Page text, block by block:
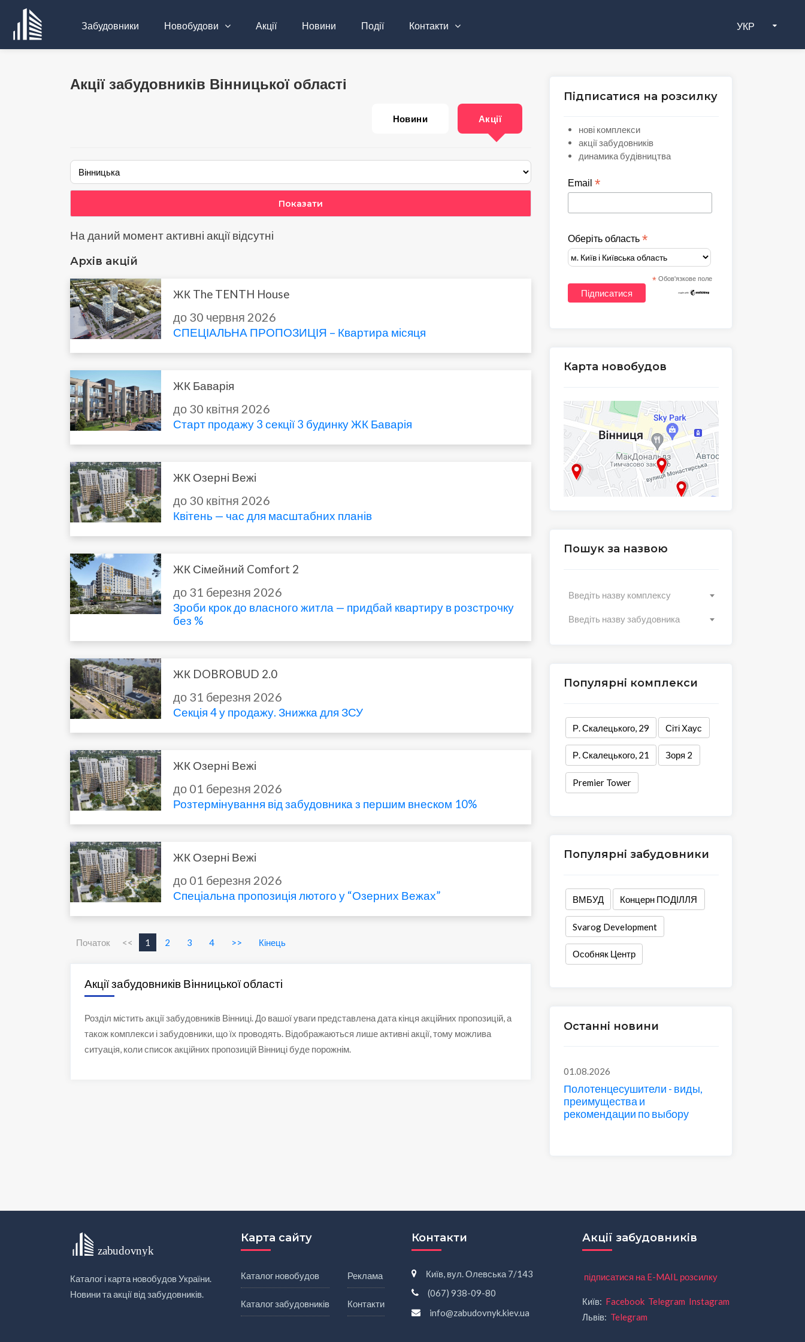
Забудовники Новобудови Акції Новини Події Контакти УКР
Акції забудовників Вiнницької області
Новини Акції
На даний момент активні акції відсутні
Архів акцій
ЖК The TENTH House
до 30 червня 2026
СПЕЦІАЛЬНА ПРОПОЗИЦІЯ – Квартира місяця
ЖК Баварія
до 30 квітня 2026
Старт продажу 3 секції 3 будинку ЖК Баварія
ЖК Озерні Вежі
до 30 квітня 2026
Квітень — час для масштабних планів
ЖК Сімейний Comfort 2
до 31 березня 2026
Зроби крок до власного житла — придбай квартиру в розстрочку
без %
ЖК DOBROBUD 2.0
до 31 березня 2026
Секція 4 у продажу. Знижка для ЗСУ
ЖК Озерні Вежі
до 01 березня 2026
Розтермінування від забудовника з першим внеском 10%
ЖК Озерні Вежі
до 01 березня 2026
Спеціальна пропозиція лютого у “Озерних Вежах”
Початок << 1 2 3 4 >> Кінець
Акції забудовників Вiнницької області
Розділ містить акції забудовників Вінниці. До вашої уваги представлена дата кінця акційних пропозицій, а
також комплекси і забудовники, що їх проводять. Відображаються лише активні акції, тому можлива
ситуація, коли список акційних пропозицій Вінниці буде порожнім.
Підписатися на розсилку
нові комплекси
акції забудовників
динамика будівництва
Email*
Оберіть область*
* Обов'язкове поле
Карта новобудов
Пошук за назвою
Введіть назву комплексу
Введіть назву забудовника
Популярні комплекси
Р. Скалецького, 29 Сіті Хаус
Р. Скалецького, 21 Зоря 2
Premier Tower
Популярні забудовники
ВМБУД Концерн ПОДІЛЛЯ
Svarog Development
Особняк Центр
Останні новини
01.08.2026
Полотенцесушители - виды,
преимущества и
рекомендации по выбору
Каталог і карта новобудов України.
Новини та акції від забудовників.
Карта сайту
Каталог новобудов
Каталог забудовників
Реклама
Контакти
Контакти
Київ, вул. Олевська 7/143
(067) 938-09-80
info@zabudovnyk.kiev.ua
Акції забудовників
підписатися на E-MAIL розсилку
Київ: Facebook Telegram Instagram
Львів: Telegram